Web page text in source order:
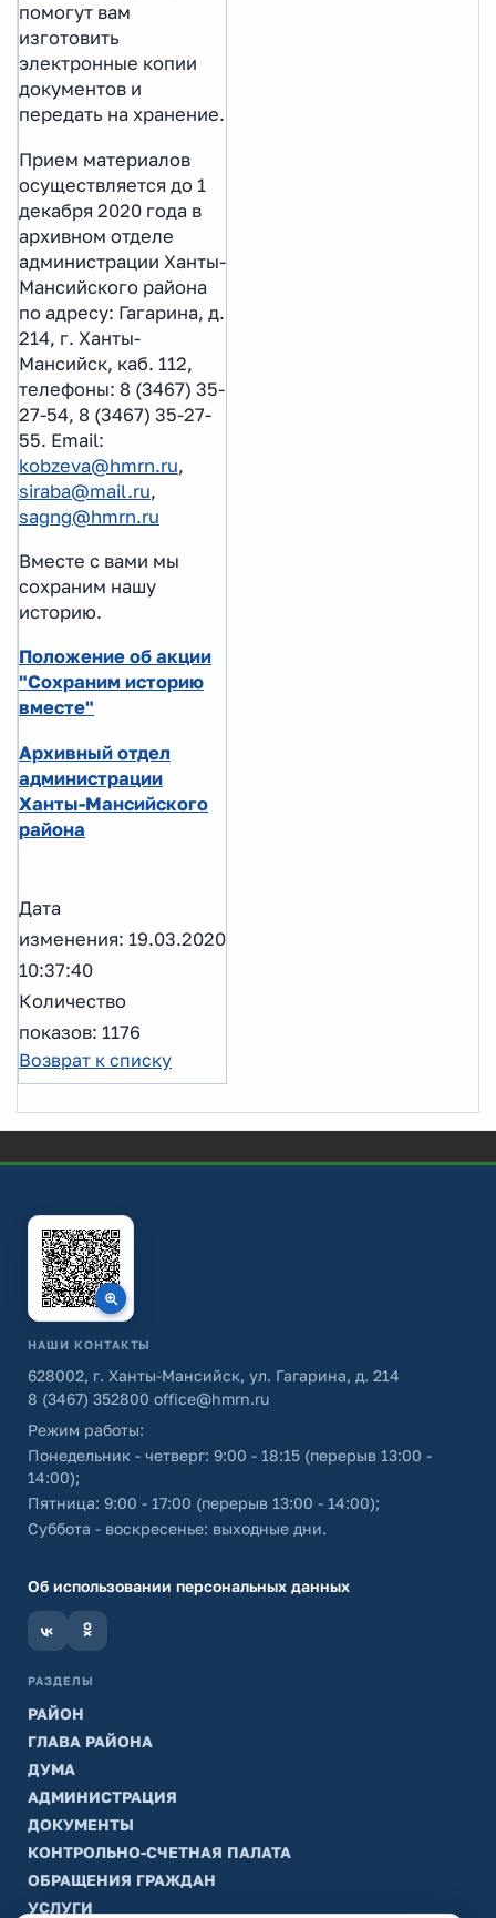
помогут вам
изготовить
электронные копии
документов и
передать на хранение.
Прием материалов
осуществляется до 1
декабря 2020 года в
архивном отделе
администрации Ханты-
Мансийского района
по адресу: Гагарина, д.
214, г. Ханты-
Мансийск, каб. 112,
телефоны: 8 (3467) 35-
27-54, 8 (3467) 35-27-
55. Email:
kobzeva@hmrn.ru,
siraba@mail.ru,
sagng@hmrn.ru
Вместе с вами мы
сохраним нашу
историю.
Положение об акции
"Сохраним историю
вместе"
Архивный отдел
администрации
Ханты-Мансийского
района
Дата
изменения: 19.03.2020
10:37:40
Количество
показов: 1176
Возврат к списку
НАШИ КОНТАКТЫ
628002, г. Ханты-Мансийск, ул. Гагарина, д. 214
8 (3467) 352800 office@hmrn.ru
Режим работы:
Понедельник - четверг: 9:00 - 18:15 (перерыв 13:00 -
14:00);
Пятница: 9:00 - 17:00 (перерыв 13:00 - 14:00);
Суббота - воскресенье: выходные дни.
Об использовании персональных данных
РАЗДЕЛЫ
РАЙОН
ГЛАВА РАЙОНА
ДУМА
АДМИНИСТРАЦИЯ
ДОКУМЕНТЫ
КОНТРОЛЬНО-СЧЕТНАЯ ПАЛАТА
ОБРАЩЕНИЯ ГРАЖДАН
УСЛУГИ